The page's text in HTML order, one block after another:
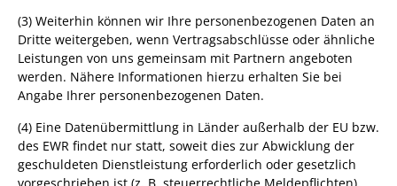
(3) Weiterhin können wir Ihre personenbezogenen Daten an
Dritte weitergeben, wenn Vertragsabschlüsse oder ähnliche
Leistungen von uns gemeinsam mit Partnern angeboten
werden. Nähere Informationen hierzu erhalten Sie bei
Angabe Ihrer personenbezogenen Daten.
(4) Eine Datenübermittlung in Länder außerhalb der EU bzw.
des EWR findet nur statt, soweit dies zur Abwicklung der
geschuldeten Dienstleistung erforderlich oder gesetzlich